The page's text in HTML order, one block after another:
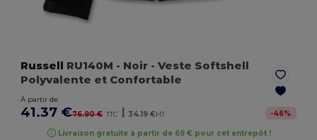
Russell RU140M - Noir - Veste Softshell
Polyvalente et Confortable
À partir de
41.37 €76.90 € TTC | 34.19 €HT -46%
Livraison gratuite à partir de 69 € pour cet entrepôt !